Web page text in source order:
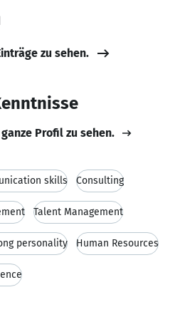
zu sehen.
Profil zu sehen.
skills Consulting
Talent Management
personality Human Resources